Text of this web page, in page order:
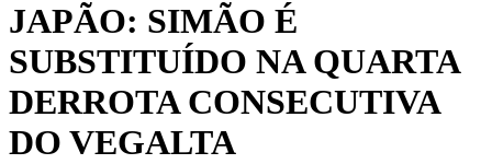
JAPÃO: SIMÃO É
SUBSTITUÍDO NA QUARTA
DERROTA CONSECUTIVA
DO VEGALTA